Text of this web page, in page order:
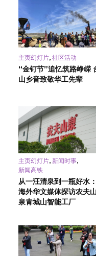
主页幻灯片, 社区活动
“金钉节”追忆筑路峥嵘
山乡音致敬华工先辈
主页幻灯片, 新闻时事,
新闻高铁
从一汪清泉到一瓶好水：
海外华文媒体探访农夫山
泉青城山智能工厂